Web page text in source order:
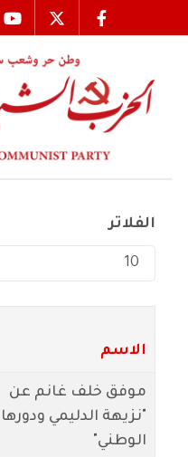
الفلاتر
عدد الإظهارات:
الاسم
موفق خلف غانم عن
"نزيهة الدليمي ودورها
الوطني"